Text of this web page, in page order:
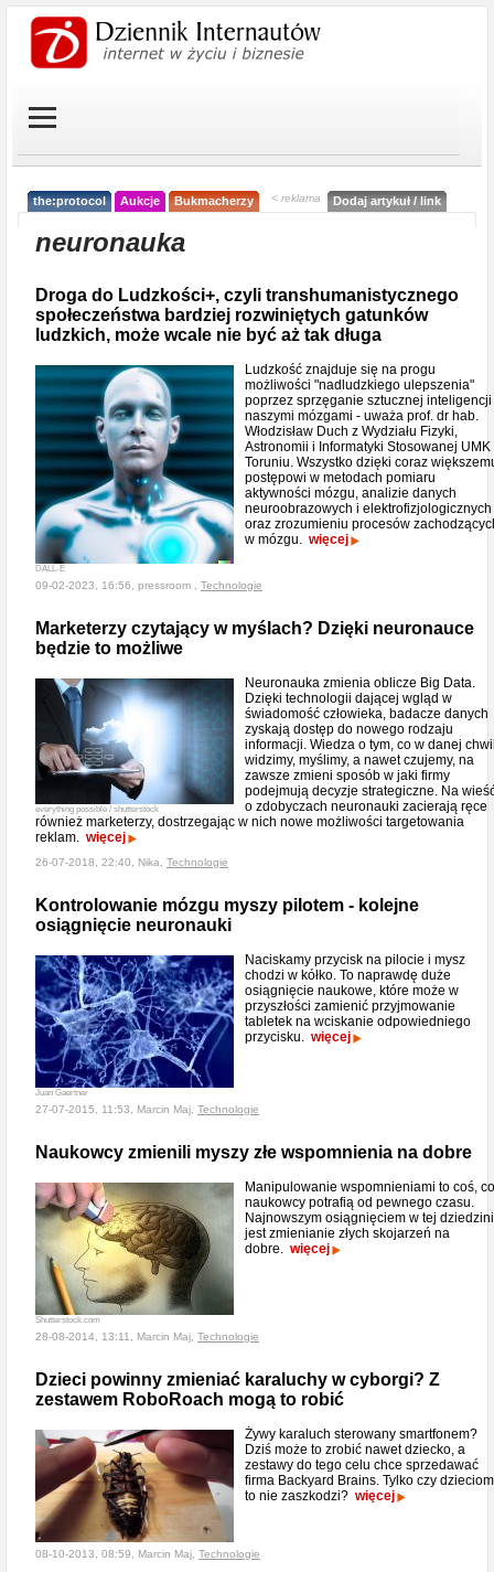
the:protocol Aukcje Bukmacherzy < reklama Dodaj artykuł / link
neuronauka
Droga do Ludzkości+, czyli transhumanistycznego
społeczeństwa bardziej rozwiniętych gatunków
ludzkich, może wcale nie być aż tak długa
DALL-E
Ludzkość znajduje się na progu
możliwości "nadludzkiego ulepszenia"
poprzez sprzęganie sztucznej inteligencji
naszymi mózgami - uważa prof. dr hab.
Włodzisław Duch z Wydziału Fizyki,
Astronomii i Informatyki Stosowanej UMK
Toruniu. Wszystko dzięki coraz
postępowi w metodach pomiaru
aktywności mózgu, analizie danych
neuroobrazowych i elektrofizjologicznych
oraz zrozumieniu procesów
w mózgu. więcej
09-02-2023, 16:56, pressroom , Technologie
Marketerzy czytający w myślach? Dzięki neuronauce
będzie to możliwe
everything possible / shutterstock
Neuronauka zmienia oblicze Big Data.
Dzięki technologii dającej wgląd w
świadomość człowieka, badacze danych
zyskają dostęp do nowego rodzaju
informacji. Wiedza o tym, co w danej
widzimy, myślimy, a nawet czujemy, na
zawsze zmieni sposób w jaki firmy
podejmują decyzje strategiczne. Na
o zdobyczach neuronauki zacierają ręce
również marketerzy, dostrzegając w nich nowe możliwości targetowania
reklam. więcej
26-07-2018, 22:40, Nika, Technologie
Kontrolowanie mózgu myszy pilotem - kolejne
osiągnięcie neuronauki
Juan Gaertner
Naciskamy przycisk na pilocie i mysz
chodzi w kółko. To naprawdę duże
osiągnięcie naukowe, które może w
przyszłości zamienić przyjmowanie
tabletek na wciskanie odpowiedniego
przycisku. więcej
27-07-2015, 11:53, Marcin Maj, Technologie
Naukowcy zmienili myszy złe wspomnienia na dobre
Shutterstock.com
Manipulowanie wspomnieniami to coś, co
naukowcy potrafią od pewnego czasu.
Najnowszym osiągnięciem w tej
jest zmienianie złych skojarzeń na
dobre. więcej
28-08-2014, 13:11, Marcin Maj, Technologie
Dzieci powinny zmieniać karaluchy w cyborgi? Z
zestawem RoboRoach mogą to robić
Żywy karaluch sterowany smartfonem?
Dziś może to zrobić nawet dziecko, a
zestawy do tego celu chce sprzedawać
firma Backyard Brains. Tylko czy dzieciom
to nie zaszkodzi? więcej
08-10-2013, 08:59, Marcin Maj, Technologie